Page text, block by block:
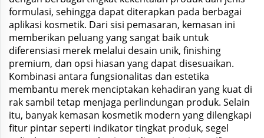
formulasi, sehingga dapat diterapkan pada berbagai
aplikasi kosmetik. Dari sisi pemasaran, kemasan ini
memberikan peluang yang sangat baik untuk
diferensiasi merek melalui desain unik, finishing
premium, dan opsi hiasan yang dapat disesuaikan.
Kombinasi antara fungsionalitas dan estetika
membantu merek menciptakan kehadiran yang kuat di
rak sambil tetap menjaga perlindungan produk. Selain
itu, banyak kemasan kosmetik modern yang dilengkapi
fitur pintar seperti indikator tingkat produk, segel